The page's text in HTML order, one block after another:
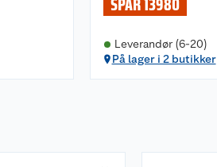
SPAR 13980
Leverandør (6-20)
På lager i 2 butikker